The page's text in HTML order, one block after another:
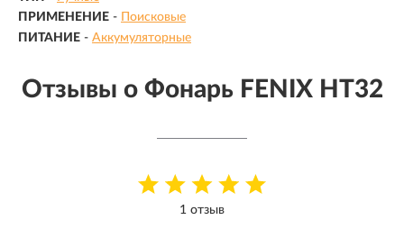
ПРИМЕНЕНИЕ -
Поисковые
ПИТАНИЕ - Аккумуляторные
Отзывы о Фонарь FENIX HT32
1 отзыв